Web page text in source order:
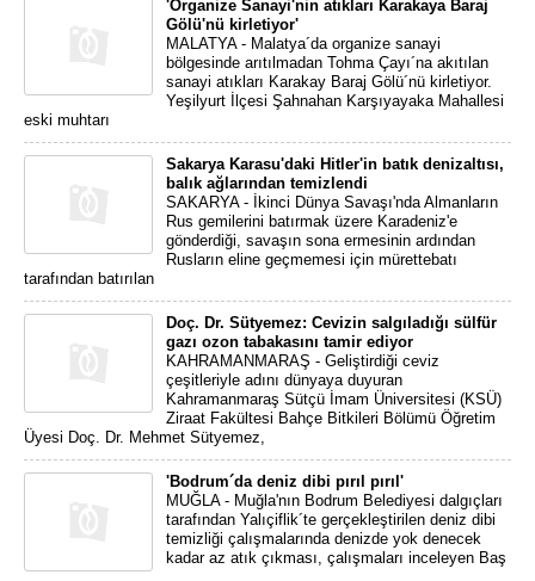
'Organize Sanayi'nin atıkları Karakaya Baraj
Gölü'nü kirletiyor'
MALATYA - Malatya´da organize sanayi
bölgesinde arıtılmadan Tohma Çayı´na akıtılan
sanayi atıkları Karakay Baraj Gölü´nü kirletiyor.
Yeşilyurt İlçesi Şahnahan Karşıyayaka Mahallesi
eski muhtarı
Sakarya Karasu'daki Hitler'in batık denizaltısı,
balık ağlarından temizlendi
SAKARYA - İkinci Dünya Savaşı'nda Almanların
Rus gemilerini batırmak üzere Karadeniz'e
gönderdiği, savaşın sona ermesinin ardından
Rusların eline geçmemesi için mürettebatı
tarafından batırılan
Doç. Dr. Sütyemez: Cevizin salgıladığı sülfür
gazı ozon tabakasını tamir ediyor
KAHRAMANMARAŞ - Geliştirdiği ceviz
çeşitleriyle adını dünyaya duyuran
Kahramanmaraş Sütçü İmam Üniversitesi (KSÜ)
Ziraat Fakültesi Bahçe Bitkileri Bölümü Öğretim
Üyesi Doç. Dr. Mehmet Sütyemez,
'Bodrum´da deniz dibi pırıl pırıl'
MUĞLA - Muğla'nın Bodrum Belediyesi dalgıçları
tarafından Yalıçiflik´te gerçekleştirilen deniz dibi
temizliği çalışmalarında denizde yok denecek
kadar az atık çıkması, çalışmaları inceleyen Baş